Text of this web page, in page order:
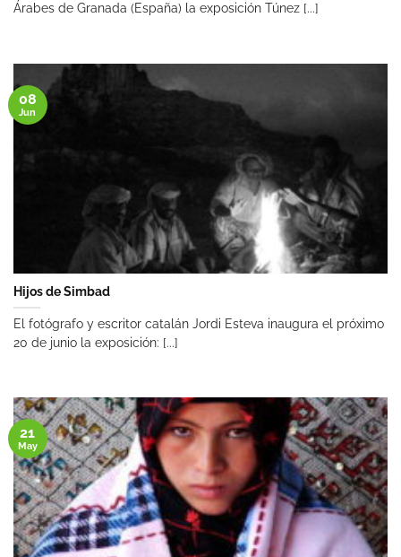
Árabes de Granada (España) la exposición Túnez [...]
Hijos de Simbad
El fotógrafo y escritor catalán Jordi Esteva inaugura el próximo
20 de junio la exposición: [...]
08
Jun
21
May